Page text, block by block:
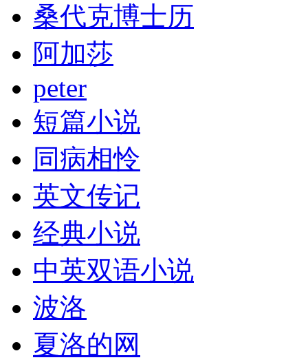
桑代克博士历
阿加莎
peter
短篇小说
同病相怜
英文传记
经典小说
中英双语小说
波洛
夏洛的网